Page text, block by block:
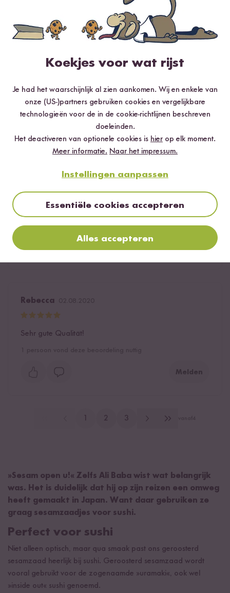
Der bisher beste schwarze Sesam, den ich hatte.
Wenige Krümmel und keinen bitteren Geschmack. Sehr
2 personen vonden deze beoordeling nuttig
Melden
Sesam ist super Schwarz oder Weiß beides
hervorragend und zu alle dem auch noch Glutenfrei!
Rebecca
Sehr gute Qualität!
Melden
2 3
»Sesam open u!« Zelfs Ali Baba wist wat belangrijk
was. Het is duidelijk dat hij op zijn reizen een omweg
heeft gemaakt in Japan. Want daar gebruiken ze
graag sesamzaadjes voor sushi.
Perfect voor sushi
Niet alleen optisch, maar qua smaak past ons geroosterd
sesamzaad heerlijk bij sushi. Geroosterd sesamzaad wordt
vooral gebruikt voor de zogenaamde »uramaki«, ook wel
»inside out« sushi genoemd.
Koekjes voor wat rijst
Je had het waarschijnlijk al zien aankomen. Wij en enkele van
onze (US-)partners gebruiken cookies en vergelijkbare
technologieën voor de in de cookie-richtlijnen beschreven
doeleinden.
Het deactiveren van optionele cookies is hier op elk moment.
Meer informatie. Naar het impressum.
Instellingen aanpassen
Essentiële cookies accepteren
Alles accepteren